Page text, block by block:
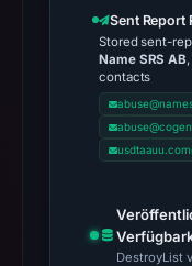
Sent Report
Stored sent-
Name SRS AB
contacts
DestroyList